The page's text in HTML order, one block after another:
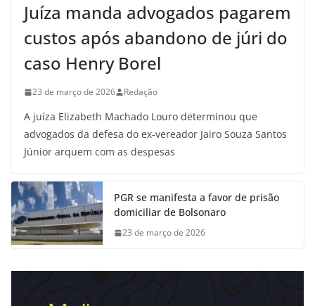
Juíza manda advogados pagarem
custos após abandono de júri do
caso Henry Borel
23 de março de 2026 Redação
A juíza Elizabeth Machado Louro determinou que
advogados da defesa do ex-vereador Jairo Souza Santos
Júnior arquem com as despesas
PGR se manifesta a favor de prisão
domiciliar de Bolsonaro
23 de março de 2026